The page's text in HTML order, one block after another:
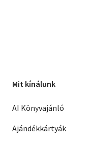
Mit kínálunk
AI Könyvajánló
Ajándékkártyák